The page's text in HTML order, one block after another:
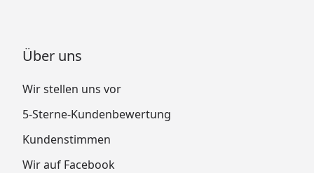
Über uns
Wir stellen uns vor
5-Sterne-Kundenbewertung
Kundenstimmen
Wir auf Facebook